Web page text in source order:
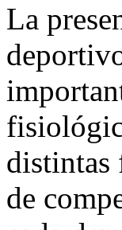
La
distintas
de